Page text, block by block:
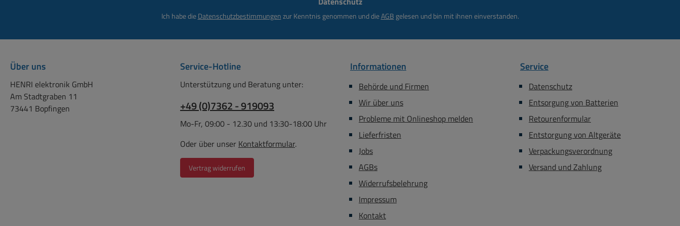
Ich habe dieDatenschutzbestimmungenzur Kenntnis genommen und dieAGB gelesen und bin mit ihnen einverstanden.
Über uns
HENRI elektronik GmbH
Am Stadtgraben 11
73441 Bopfingen
Service-Hotline
Unterstützung und Beratung unter:
+49 (0)7362 - 919093
Mo-Fr, 09:00 - 12.30 und 13:30-18:00 Uhr
Oder über unser Kontaktformular.
Vertrag widerrufen
Informationen
Behörde und Firmen
Wir über uns
Probleme mit Onlineshop melden
Lieferfristen
Jobs
AGBs
Widerrufsbelehrung
Impressum
Kontakt
Service
Datenschutz
Entsorgung von Batterien
Retourenformular
Entstorgung von Altgeräte
Verpackungsverordnung
Versand und Zahlung